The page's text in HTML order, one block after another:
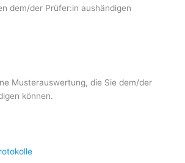
dem/der Prüfer:in aushändigen
Musterauswertung, die Sie dem/der
können.